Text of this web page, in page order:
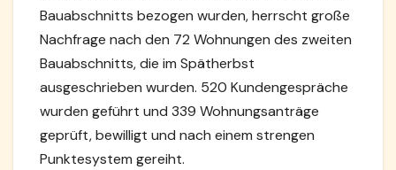
Bauabschnitts bezogen wurden, herrscht große
Nachfrage nach den 72 Wohnungen des zweiten
Bauabschnitts, die im Spätherbst
ausgeschrieben wurden. 520 Kundengespräche
wurden geführt und 339 Wohnungsanträge
geprüft, bewilligt und nach einem strengen
Punktesystem gereiht.